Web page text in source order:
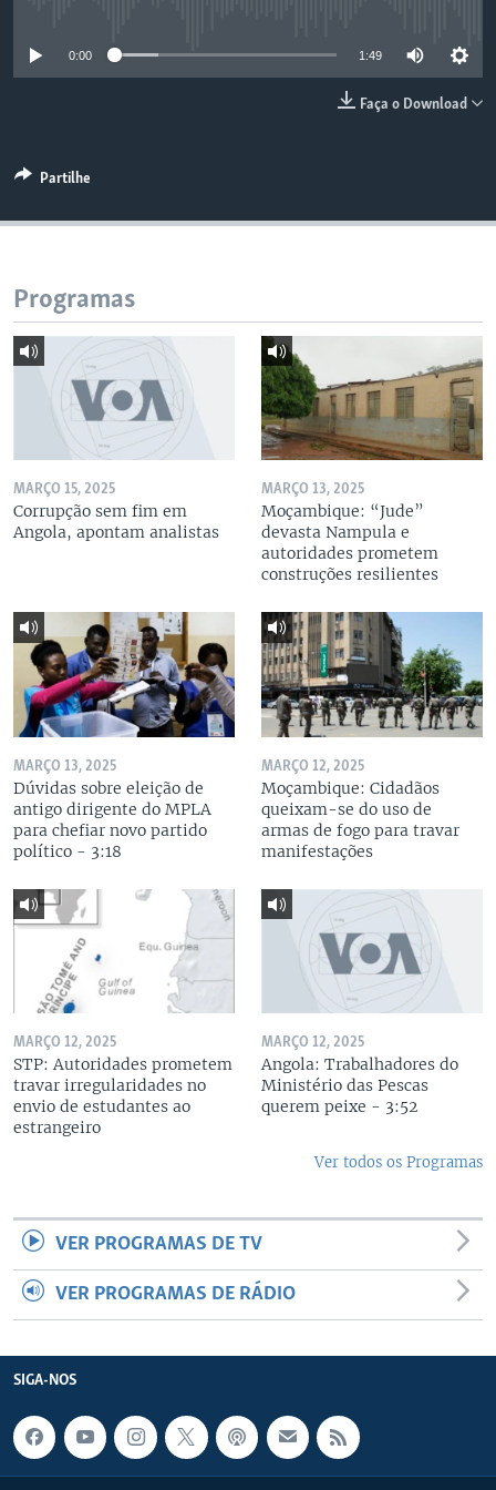
0:00 1:49
Faça o Download
Partilhe
Programas
MARÇO 15, 2025
Corrupção sem fim em
Angola, apontam analistas
MARÇO 13, 2025
Moçambique: “Jude”
devasta Nampula e
autoridades prometem
construções resilientes
MARÇO 13, 2025
Dúvidas sobre eleição de
antigo dirigente do MPLA
para chefiar novo partido
político - 3:18
MARÇO 12, 2025
Moçambique: Cidadãos
queixam-se do uso de
armas de fogo para travar
manifestações
MARÇO 12, 2025
STP: Autoridades prometem
travar irregularidades no
envio de estudantes ao
estrangeiro
MARÇO 12, 2025
Angola: Trabalhadores do
Ministério das Pescas
querem peixe - 3:52
Ver todos os Programas
VER PROGRAMAS DE TV
VER PROGRAMAS DE RÁDIO
SIGA-NOS